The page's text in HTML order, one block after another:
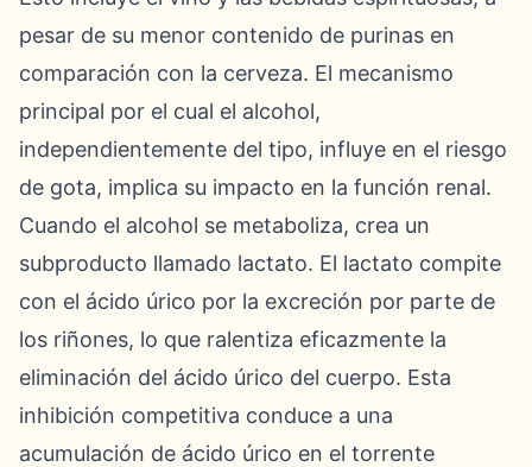
pesar de su menor contenido de purinas en
comparación con la cerveza. El mecanismo
principal por el cual el alcohol,
independientemente del tipo, influye en el riesgo
de gota, implica su impacto en la función renal.
Cuando el alcohol se metaboliza, crea un
subproducto llamado lactato. El lactato compite
con el ácido úrico por la excreción por parte de
los riñones, lo que ralentiza eficazmente la
eliminación del ácido úrico del cuerpo. Esta
inhibición competitiva conduce a una
acumulación de ácido úrico en el torrente